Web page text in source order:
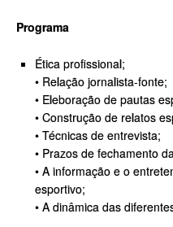
Programa
Ética profissional;
• Relação jornalista-fonte;
• Eleboração de pautas
• Construção de relatos
• Técnicas de entrevista;
• Prazos de fechamento
• A informação e o
esportivo;
• A dinâmica das